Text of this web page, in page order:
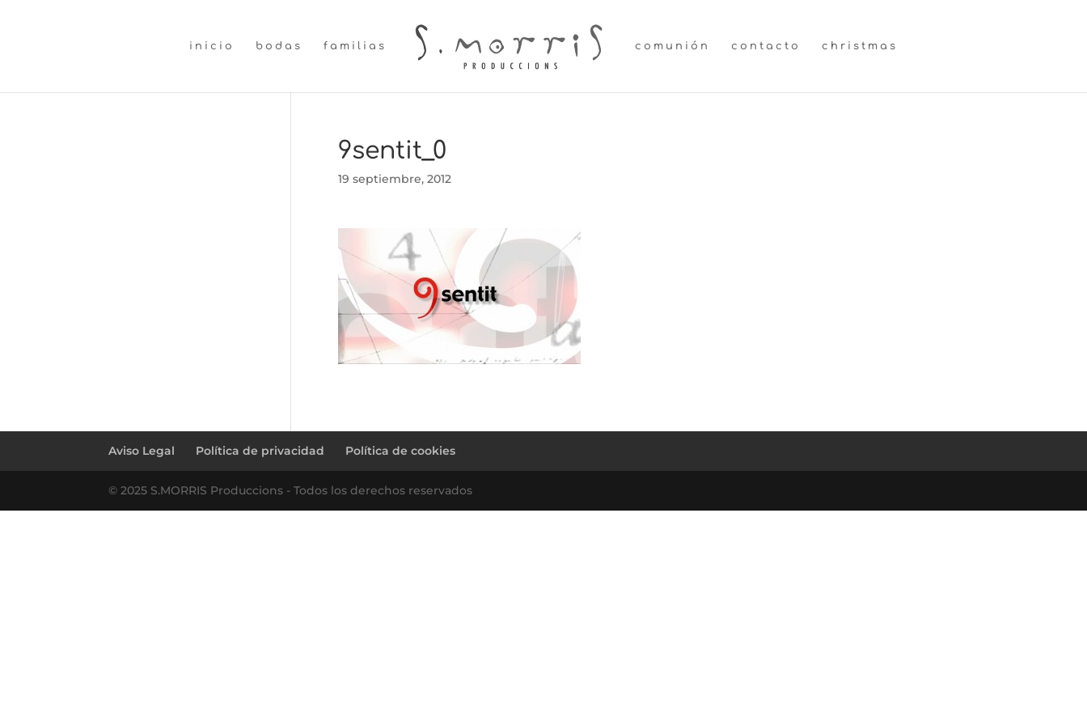
inicio bodas familias comunión contacto christmas
9sentit_0
19 septiembre, 2012
Aviso Legal Política de privacidad Política de cookies
© 2025 S.MORRIS Produccions - Todos los derechos reservados